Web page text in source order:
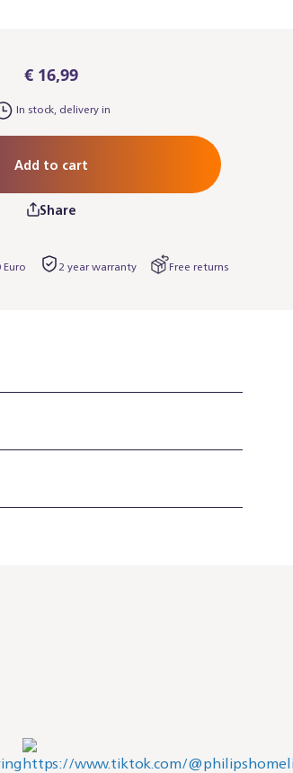
€ 16,99
In stock, delivery in
Add to cart
Share
2 year warranty Free returns